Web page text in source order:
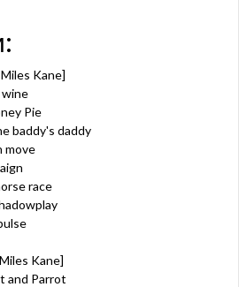
Kane]
wine
Pie
baddy's daddy
move
race
Kane]
and Parrot